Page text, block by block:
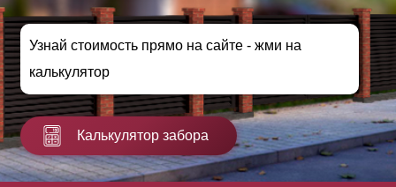
Узнай стоимость прямо на сайте - жми на
калькулятор
Калькулятор забора